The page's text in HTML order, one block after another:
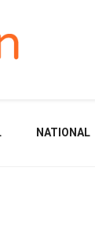
NATIONAL